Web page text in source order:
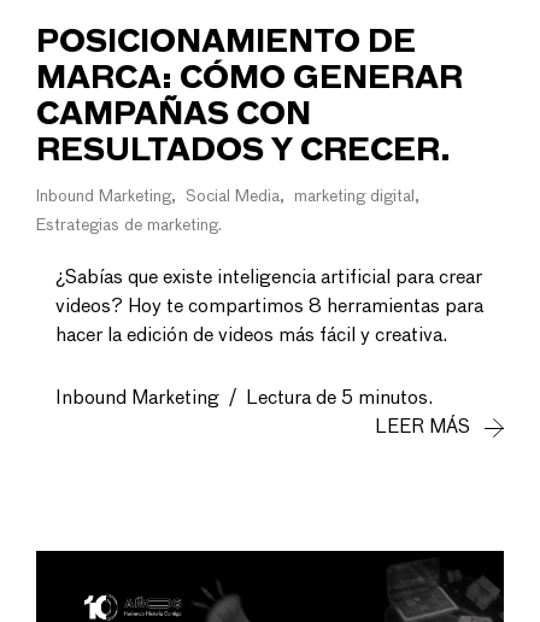
POSICIONAMIENTO DE
MARCA: CÓMO GENERAR
CAMPAÑAS CON
RESULTADOS Y CRECER.
Inbound Marketing Social Media
marketing digital
Estrategias de marketing
¿Sabías que existe inteligencia artificial para crear
videos? Hoy te compartimos 8 herramientas para
hacer la edición de videos más fácil y creativa.
Inbound Marketing /
Lectura de 5 minutos.
LEER MÁS